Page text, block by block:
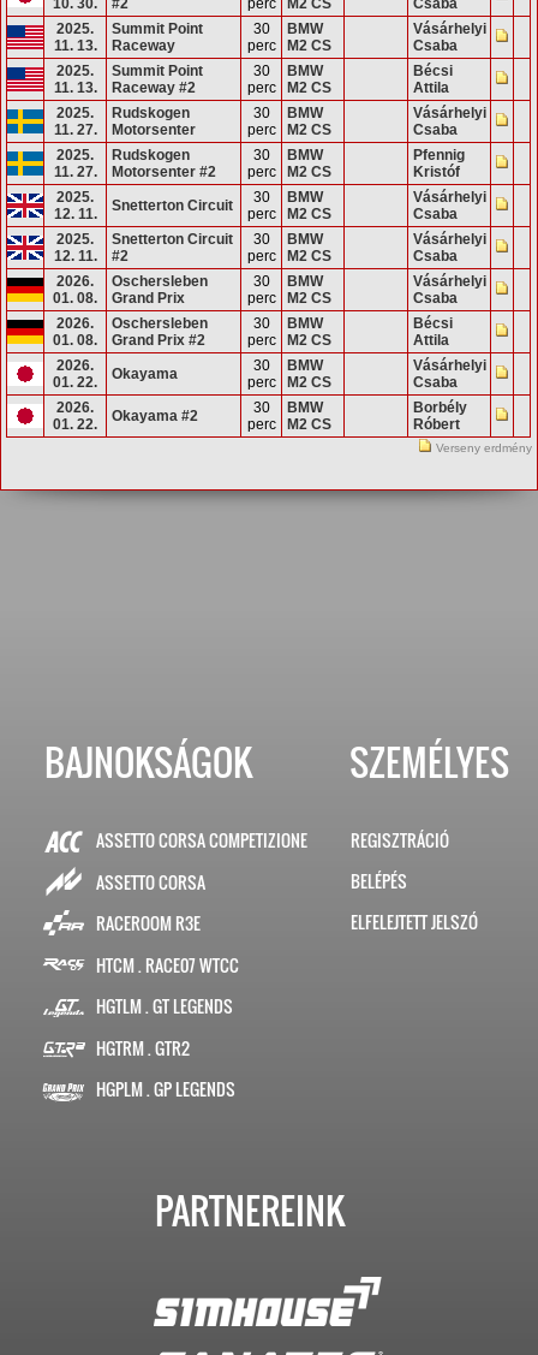
10. 30.
#2
perc
M2 CS
Csaba
2025.
11. 13.
Summit Point
Raceway
30
perc
BMW
M2 CS
Vásárhelyi
Csaba
2025.
11. 13.
Summit Point
Raceway #2
30
perc
BMW
M2 CS
Bécsi
Attila
2025.
11. 27.
Rudskogen
Motorsenter
30
perc
BMW
M2 CS
Vásárhelyi
Csaba
2025.
11. 27.
Rudskogen
Motorsenter #2
30
perc
BMW
M2 CS
Pfennig
Kristóf
2025.
12. 11.
Snetterton Circuit
30
perc
BMW
M2 CS
Vásárhelyi
Csaba
2025.
12. 11.
Snetterton Circuit
#2
30
perc
BMW
M2 CS
Vásárhelyi
Csaba
2026.
01. 08.
Oschersleben
Grand Prix
30
perc
BMW
M2 CS
Vásárhelyi
Csaba
2026.
01. 08.
Oschersleben
Grand Prix #2
30
perc
BMW
M2 CS
Bécsi
Attila
2026.
01. 22.
Okayama
30
perc
BMW
M2 CS
Vásárhelyi
Csaba
2026.
01. 22.
Okayama #2
30
perc
BMW
M2 CS
Borbély
Róbert
Verseny erdmény
BAJNOKSÁGOK
ASSETTO CORSA COMPETIZIONE
ASSETTO CORSA
RACEROOM R3E
HTCM . RACE07 WTCC
HGTLM . GT LEGENDS
HGTRM . GTR2
HGPLM . GP LEGENDS
SZEMÉLYES
REGISZTRÁCIÓ
BELÉPÉS
ELFELEJTETT JELSZÓ
PARTNEREINK